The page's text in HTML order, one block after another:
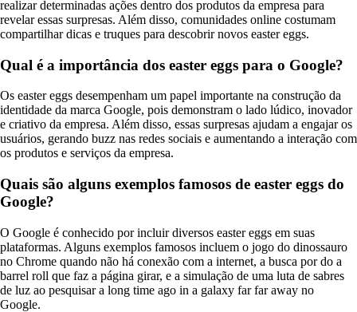
realizar determinadas ações dentro dos produtos da empresa para
revelar essas surpresas. Além disso, comunidades online costumam
compartilhar dicas e truques para descobrir novos easter eggs.
Qual é a importância dos easter eggs para o Google?
Os easter eggs desempenham um papel importante na construção da
identidade da marca Google, pois demonstram o lado lúdico, inovador
e criativo da empresa. Além disso, essas surpresas ajudam a engajar os
usuários, gerando buzz nas redes sociais e aumentando a interação com
os produtos e serviços da empresa.
Quais são alguns exemplos famosos de easter eggs do
Google?
O Google é conhecido por incluir diversos easter eggs em suas
plataformas. Alguns exemplos famosos incluem o jogo do dinossauro
no Chrome quando não há conexão com a internet, a busca por do a
barrel roll que faz a página girar, e a simulação de uma luta de sabres
de luz ao pesquisar a long time ago in a galaxy far far away no
Google.